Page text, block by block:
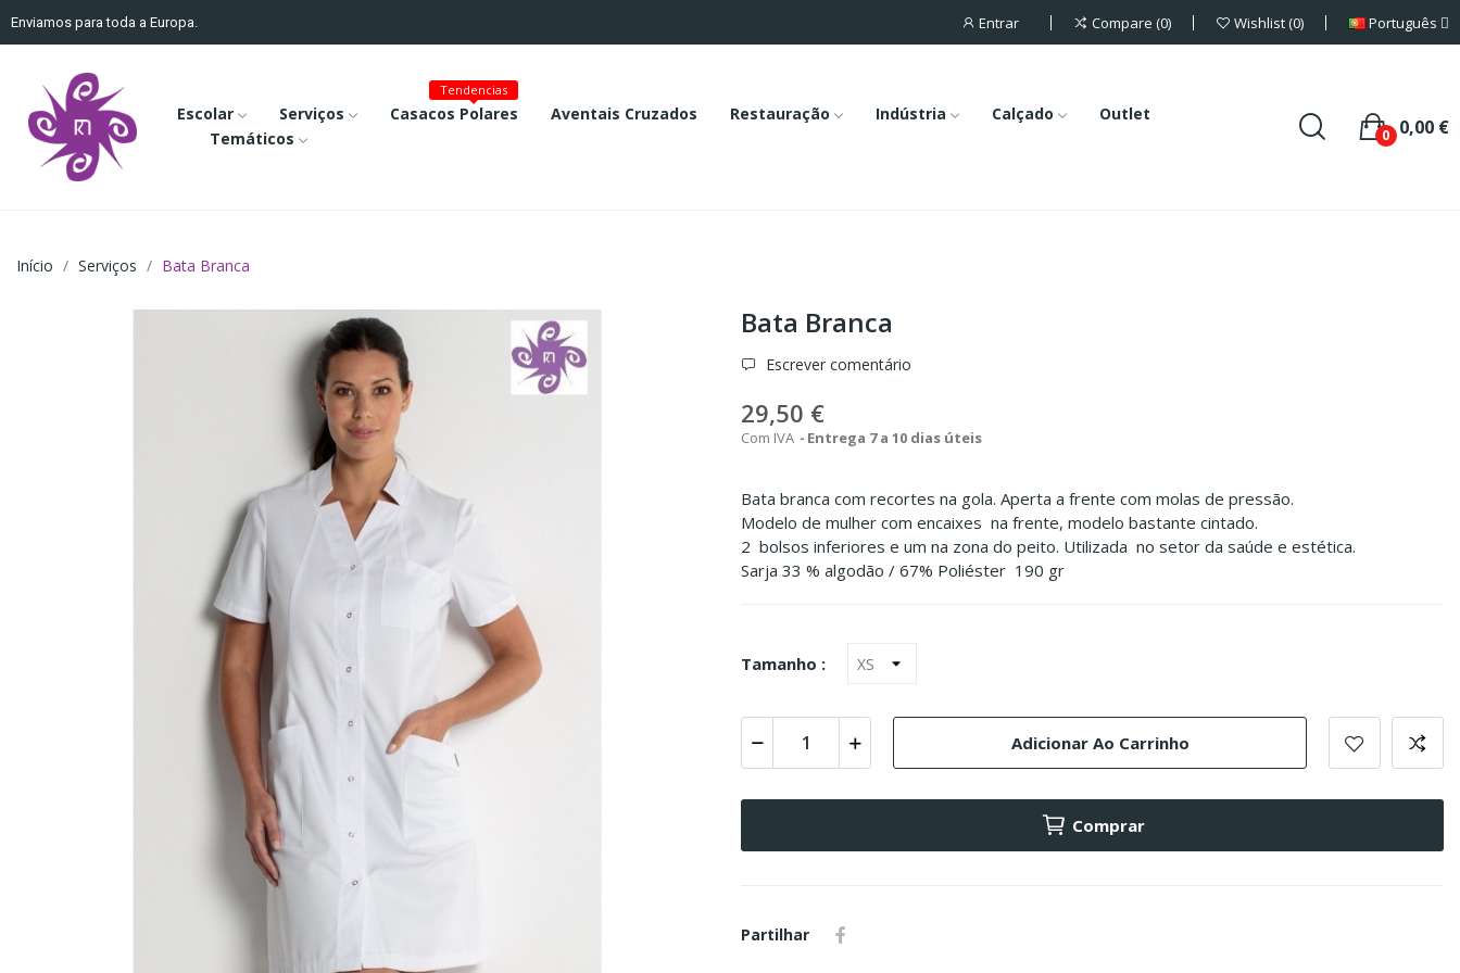
Enviamos para toda a Europa. Entrar Compare 0 Wishlist 0 Português
Escolar Serviços Casacos Polares
Tendencias
Aventais Cruzados Restauração Indústria Calçado
Outlet
Temáticos
0,00 €
0
Início Serviços Bata Branca
Bata Branca
Escrever comentário
29,50 €
Com IVA Entrega 7 a 10 dias úteis
Bata branca com recortes na gola. Aperta a frente com molas de pressão.
Modelo de mulher com encaixes na frente, modelo bastante cintado.
2 bolsos inferiores e um na zona do peito. Utilizada no setor da saúde e estética.
Sarja 33 % algodão / 67% Poliéster 190 gr
Tamanho :
Adicionar Ao Carrinho
Comprar
Partilhar